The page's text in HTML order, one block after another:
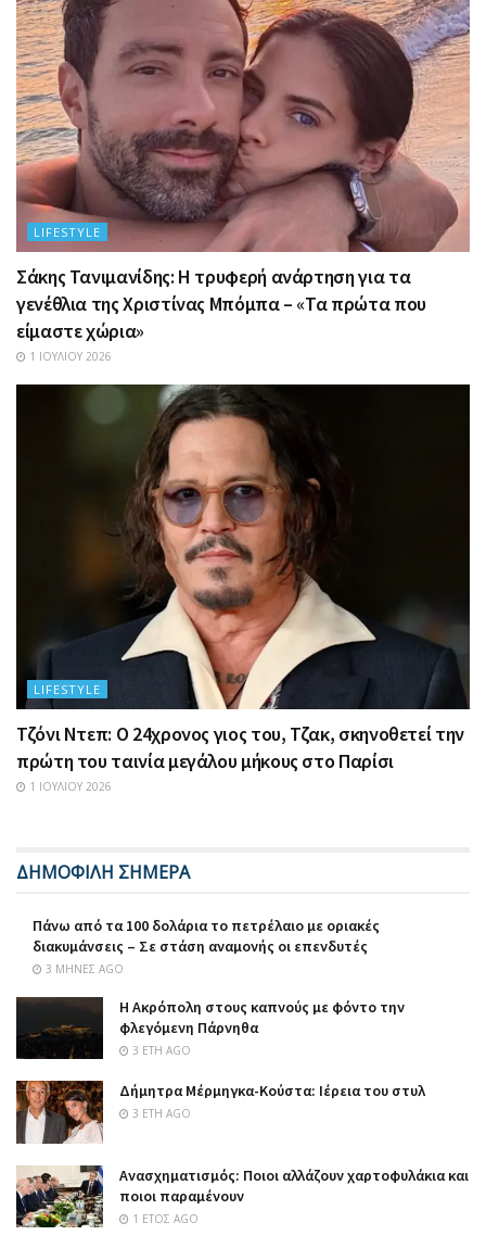
LIFESTYLE
Σάκης Τανιμανίδης: Η τρυφερή ανάρτηση για τα
γενέθλια της Χριστίνας Μπόμπα – «Τα πρώτα που
είμαστε χώρια»
1 ΙΟΥΛΊΟΥ 2026
LIFESTYLE
Τζόνι Ντεπ: Ο 24χρονος γιος του, Τζακ, σκηνοθετεί την
πρώτη του ταινία μεγάλου μήκους στο Παρίσι
1 ΙΟΥΛΊΟΥ 2026
ΔΗΜΟΦΙΛΗ ΣΗΜΕΡΑ
Πάνω από τα 100 δολάρια το πετρέλαιο με οριακές
διακυμάνσεις – Σε στάση αναμονής οι επενδυτές
3 ΜΉΝΕΣ AGO
Η Ακρόπολη στους καπνούς με φόντο την
φλεγόμενη Πάρνηθα
3 ΈΤΗ AGO
Δήμητρα Μέρμηγκα-Κούστα: Ιέρεια του στυλ
3 ΈΤΗ AGO
Ανασχηματισμός: Ποιοι αλλάζουν χαρτοφυλάκια και
ποιοι παραμένουν
1 ΈΤΟΣ AGO